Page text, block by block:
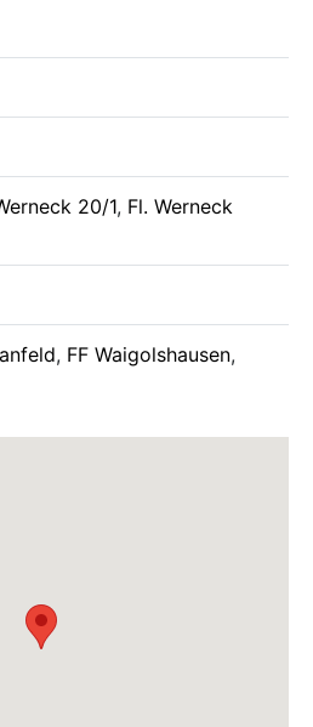
20/1, Fl. Werneck
, FF Waigolshausen,